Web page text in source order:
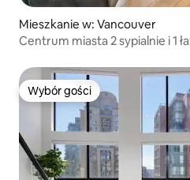
Mieszkanie w: Vancouver
Centrum miasta 2 sypialnie i 1
Wybór gości
Wybór gości